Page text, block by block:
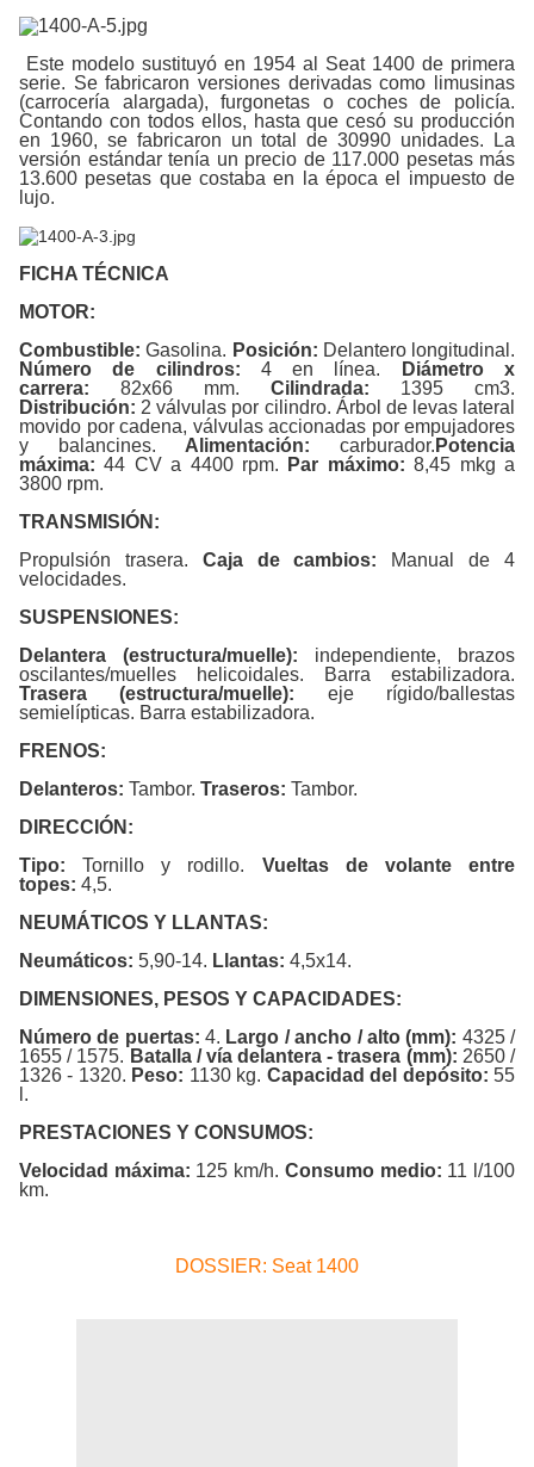
Este modelo sustituyó en 1954 al Seat 1400 de primera
serie. Se fabricaron versiones derivadas como limusinas
(carrocería alargada), furgonetas o coches de policía.
Contando con todos ellos, hasta que cesó su producción
en 1960, se fabricaron un total de 30990 unidades. La
versión estándar tenía un precio de 117.000 pesetas más
13.600 pesetas que costaba en la época el impuesto de
lujo.
FICHA TÉCNICA
MOTOR:
Combustible: Gasolina. Posición: Delantero longitudinal.
Número de cilindros: 4 en línea.
Diámetro x
carrera: 82x66 mm. Cilindrada: 1395 cm3.
Distribución: 2 válvulas por cilindro. Árbol de levas lateral
movido por cadena, válvulas accionadas por empujadores
y balancines. Alimentación: carburador. Potencia
máxima: 44 CV a 4400 rpm. Par máximo: 8,45 mkg a
3800 rpm.
TRANSMISIÓN:
Propulsión trasera. Caja de cambios: Manual de 4
velocidades.
SUSPENSIONES:
Delantera (estructura/muelle): independiente, brazos
oscilantes/muelles helicoidales. Barra estabilizadora.
Trasera (estructura/muelle): eje rígido/ballestas
semielípticas. Barra estabilizadora.
FRENOS:
Delanteros: Tambor. Traseros: Tambor.
DIRECCIÓN:
Tipo: Tornillo y rodillo. Vueltas de volante entre
topes: 4,5.
NEUMÁTICOS Y LLANTAS:
Neumáticos: 5,90-14. Llantas: 4,5x14.
DIMENSIONES, PESOS Y CAPACIDADES:
Número de puertas: 4. Largo / ancho / alto (mm): 4325 /
1655 / 1575. Batalla / vía delantera - trasera (mm): 2650 /
1326 - 1320. Peso: 1130 kg. Capacidad del depósito: 55
l.
PRESTACIONES Y CONSUMOS:
Velocidad máxima: 125 km/h. Consumo medio: 11 l/100
km.
DOSSIER: Seat 1400